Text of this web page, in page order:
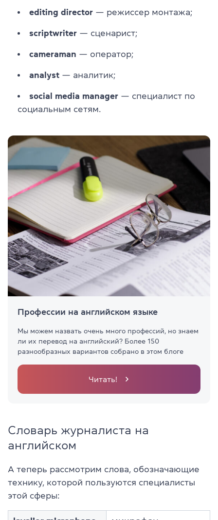
editing director — режиссер монтажа;
scriptwriter — сценарист;
cameraman — оператор;
analyst — аналитик;
social media manager — специалист по
социальным сетям.
Профессии на английском языке
Мы можем назвать очень много профессий, но знаем
ли их перевод на английский? Более 150
разнообразных вариантов собрано в этом блоге
Читать!
Словарь журналиста на
английском
А теперь рассмотрим слова, обозначающие
технику, которой пользуются специалисты
этой сферы: